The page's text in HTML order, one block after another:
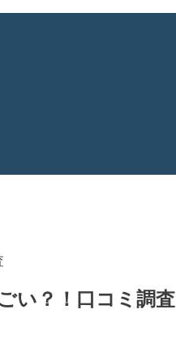
い？！口コミ調査